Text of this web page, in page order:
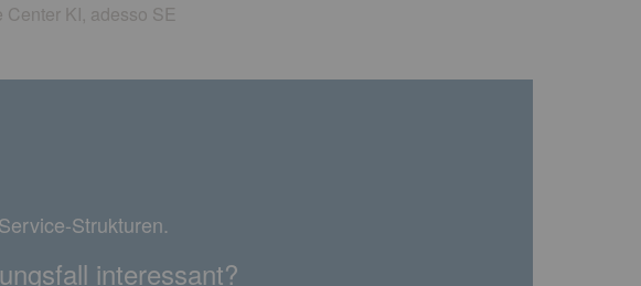
KI, adesso SE
Strukturen.
interessant?